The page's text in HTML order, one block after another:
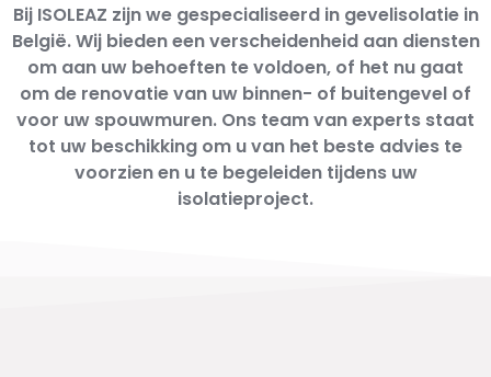
Bij ISOLEAZ zijn we gespecialiseerd in gevelisolatie in
België. Wij bieden een verscheidenheid aan diensten
om aan uw behoeften te voldoen, of het nu gaat
om de renovatie van uw binnen- of buitengevel of
voor uw spouwmuren. Ons team van experts staat
tot uw beschikking om u van het beste advies te
voorzien en u te begeleiden tijdens uw
isolatieproject.